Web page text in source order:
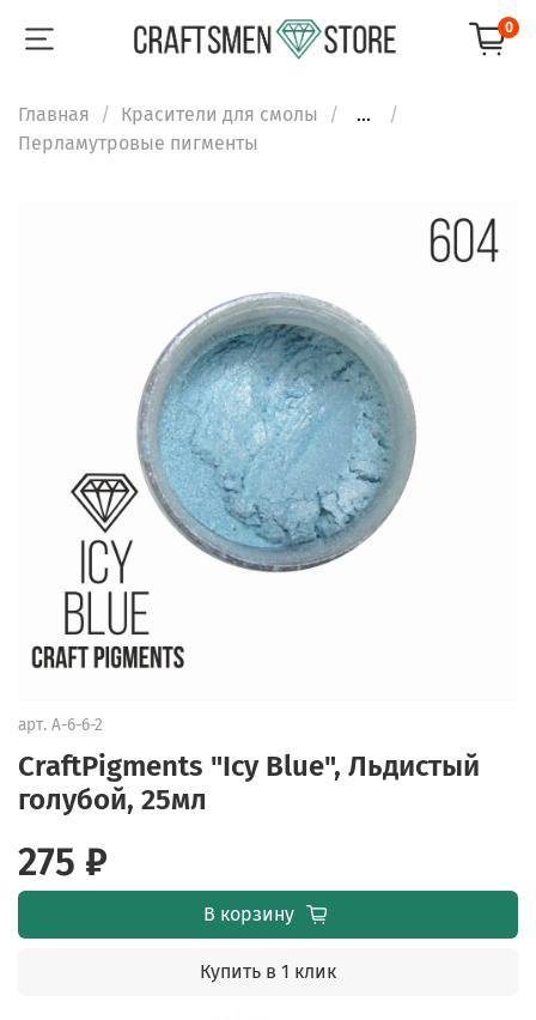
0
Главная Красители для смолы
...
Перламутровые пигменты
арт. A-6-6-2
CraftPigments "Icy Blue", Льдистый
голубой, 25мл
275 ₽
В корзину
Купить в 1 клик